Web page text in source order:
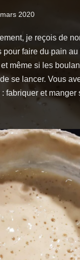
2020
je reçois de
pour faire du pain
même si les
se lancer. Vous
fabriquer et